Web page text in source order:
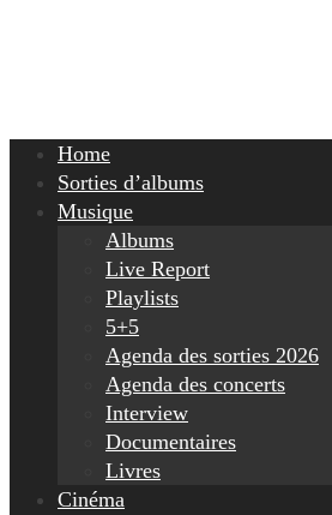
Home
Sorties d’albums
Musique
Albums
Live Report
Playlists
5+5
Agenda des sorties 2026
Agenda des concerts
Interview
Documentaires
Livres
Cinéma